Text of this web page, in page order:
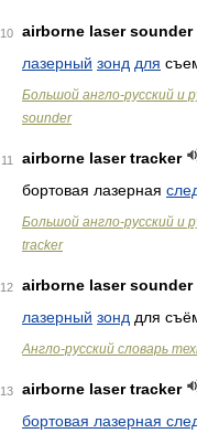
10
airborne laser sounder
лазерный зонд для
Большой англо-русский и
sounder
11
airborne laser tracker
бортовая лазерная
Большой англо-русский и
tracker
12
airborne laser sounder
лазерный зонд для
Англо-русский словарь
13
airborne laser tracker
бортовая лазерная